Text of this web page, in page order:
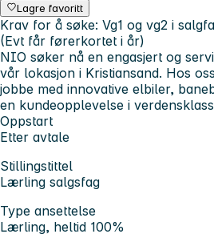
Lagre favoritt
Krav for å søke: Vg1 og vg2 i
(Evt får førerkortet i år)
NIO søker nå en engasjert og
vår lokasjon i Kristiansand. Hos
jobbe med innovative elbiler,
en kundeopplevelse i
Oppstart
Etter avtale
Stillingstittel
Lærling salgsfag
Type ansettelse
Lærling, heltid 100%